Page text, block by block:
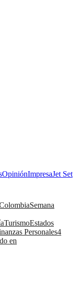
OpiniónImpresaJet Set
Semana
TurismoEstados
Personales4
en